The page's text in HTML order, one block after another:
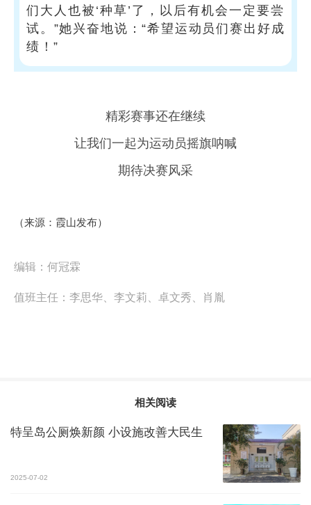
们大人也被‘种草’了，以后有机会一定要尝
试。”她兴奋地说：“希望运动员们赛出好成
绩！”
精彩赛事还在继续
让我们一起为运动员摇旗呐喊
期待决赛风采
（来源：霞山发布）
编辑： 何冠霖
值班主任： 李思华、李文莉、卓文秀、肖胤
相关阅读
特呈岛公厕焕新颜 小设施改善大民生
2025-07-02